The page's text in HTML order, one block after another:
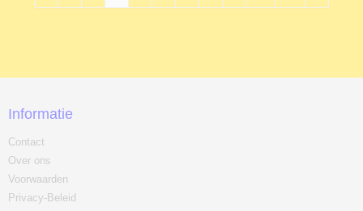
Informatie
Contact
Over ons
Voorwaarden
Privacy-Beleid